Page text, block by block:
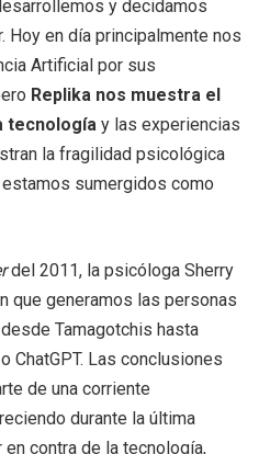
y decidamos
Hoy en día principalmente nos
Artificial por sus
Replika nos muestra el
tecnología y las experiencias
la fragilidad psicológica
sumergidos como
del 2011, la psicóloga Sherry
que generamos las personas
Tamagotchis hasta
ChatGPT. Las conclusiones
de una corriente
durante la última
contra de la tecnología,